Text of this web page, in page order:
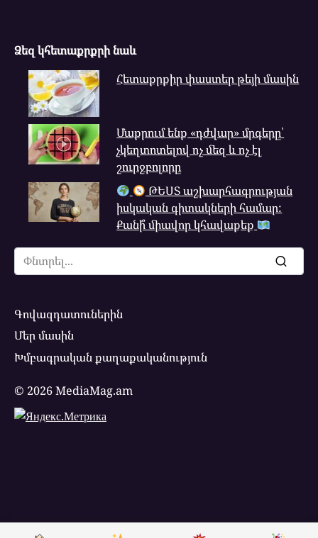
Ձեզ կհետաքրքրի նաև
Հետաքրքիր փաստեր թեյի մասին
Մաքրում ենք «դժվար» մրգերը՝
չկեղտոտելով ոչ մեզ և ոչ էլ
շուրջբոլորը
ԹԵՍՏ աշխարհագրության
իսկական գիտակների համար:
Քանի՞ միավոր կհավաքեք
Search
for:
Գովազդատուներին
Մեր մասին
Խմբագրական քաղաքականություն
© 2026 MediaMag.am